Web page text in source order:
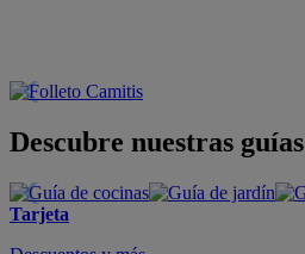
Descubre nuestras guías
Tarjeta